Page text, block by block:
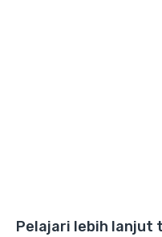
Pelajari lebih lanjut